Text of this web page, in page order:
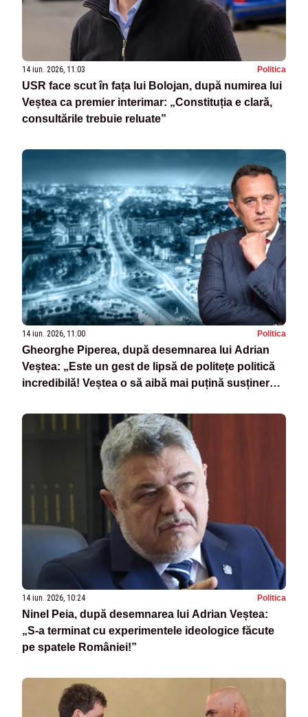
14 iun. 2026, 11:03 Politica
USR face scut în fața lui Bolojan, după numirea lui
Veștea ca premier interimar: „Constituția e clară,
consultările trebuie reluate”
14 iun. 2026, 11:00 Politica
Gheorghe Piperea, după desemnarea lui Adrian
Veștea: „Este un gest de lipsă de politețe politică
incredibilă! Veștea o să aibă mai puțină susținere
14 iun. 2026, 10:24 Politica
Ninel Peia, după desemnarea lui Adrian Veștea:
„S-a terminat cu experimentele ideologice făcute
pe spatele României!”